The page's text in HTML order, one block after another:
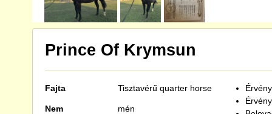
Prince Of Krymsun
Fajta Tisztavérű quarter horse
Nem mén